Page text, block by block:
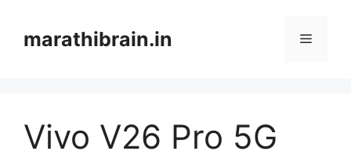
contentmarathibrain.in Menu
Vivo V26 Pro 5G